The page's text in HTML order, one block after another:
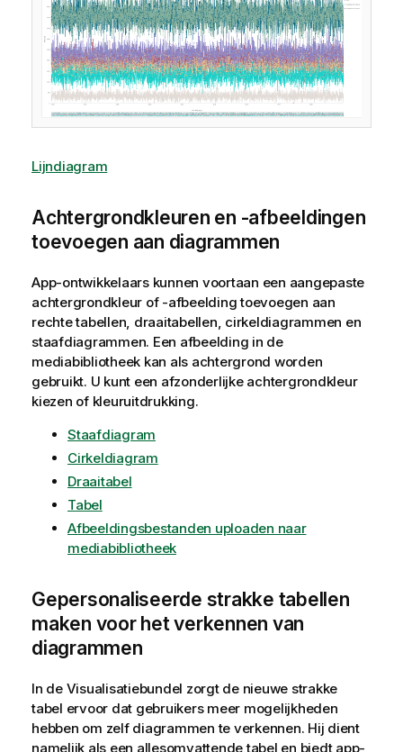
Lijndiagram
Achtergrondkleuren en -afbeeldingen
toevoegen aan diagrammen
App-ontwikkelaars kunnen voortaan een aangepaste
achtergrondkleur of -afbeelding toevoegen aan
rechte tabellen, draaitabellen, cirkeldiagrammen en
staafdiagrammen. Een afbeelding in de
mediabibliotheek kan als achtergrond worden
gebruikt. U kunt een afzonderlijke achtergrondkleur
kiezen of kleuruitdrukking.
Staafdiagram
Cirkeldiagram
Draaitabel
Tabel
Afbeeldingsbestanden uploaden naar
mediabibliotheek
Gepersonaliseerde strakke tabellen
maken voor het verkennen van
diagrammen
In de Visualisatiebundel zorgt de nieuwe strakke
tabel ervoor dat gebruikers meer mogelijkheden
hebben om zelf diagrammen te verkennen. Hij dient
namelijk als een allesomvattende tabel en biedt app-